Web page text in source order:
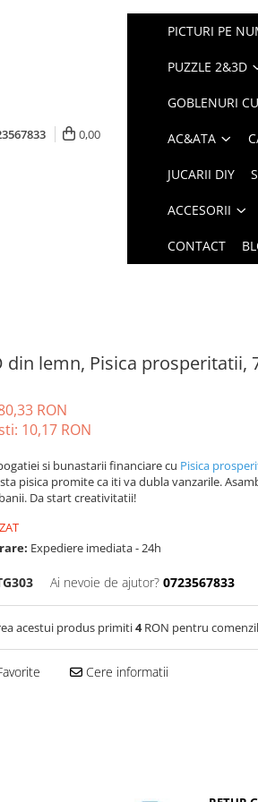
0,00
PICTURI PE
PUZZLE 2&3D
GOBLENURI
AC&ATA
JUCARII DIY
ACCESORII
CONTACT
din lemn, Pisica prosperitatii,
RON
10,17 RON
si bunastarii financiare cu Pisica
pisica promite ca iti va dubla vanzarile.
Da start creativitatii!
Expediere imediata - 24h
Ai nevoie de ajutor? 0723567833
acestui produs primiti4RON pentru
Cere informatii